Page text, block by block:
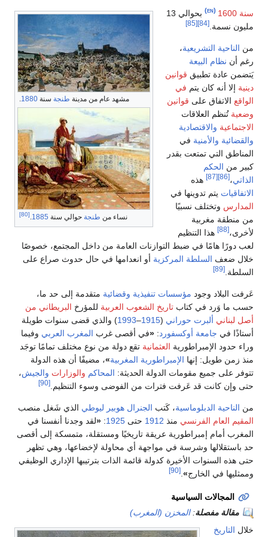
مشهد عام من مدينةطنجة سنة1880
.
طنجةحوالي سنة 1885
بحوالي 13
نسمة.
التشريعية
نظام البيعة
عادة تطبيققوانين
أنه كان يتمفي
علىقوانين
تُنظم العلاقات
والاقتصادية
والأمنيةفي
التي تمتعت بقدر
الحكم
[87]
هذه
يتم تدوينها في
وتختلف نسبيًا
مغربية
هذا التنظيم
هامًا في ضبط التوازنات العامة من داخل المجتمع، خصوصًا
ضعفالسلطة المركزيةأو انعدامها في حال حدوث صراع على
وجودمؤسسات تنفيذية وقضائيةمتقدمة إلى حد ما،
وَرد في كتاب تاريخ الشعوب العربيةللمؤرخالبريطاني من
ألبرت حوراني (
1915
–
1993) والذي قضى سنوات طويلة
فيجامعة أوكسفورد :
«في أقصى غربالمغرب العربي وفيما
الإمبراطوريةالعثمانيةتقع دولة من نوع مختلف تمامًا توجَد
طويل: إنهاالإمبراطورية المغربية» ، مضيفًا أن هذه الدولة
جميع مقومات الدولة الحديثة:المحاكم والوزارات والجيش،
كانت قد عَرفت فترات من الفوضى وسوء التنظيم.
الدبلوماسية، كَتبالجنرال هوبير ليوطيالذي شَغل منصب
العام الفرنسيمنذ 1912 حتى1925
:
« لقد وجدنا أنفسنا في
أمام إمبراطورية عريقة تاريخيًا ومستقلة، متمسكة إلى أقصى
وشرسة في مواجهة أي محاولة لإخضاعها، وهي تظهر
السنوات الأخيرة كدولة قائمة الذات بترتيبها الإداري الوظيفي
في الخارج »
.
السياسية
مفصلة:المخزن (المغرب)